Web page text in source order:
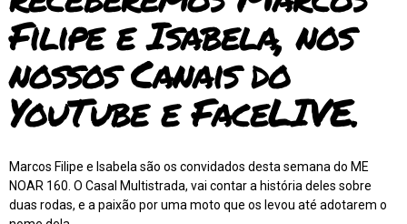
Filipe e Isabela, nos
nossos Canais do
YouTube e FaceLIVE.
Marcos Filipe e Isabela são os convidados desta semana do ME
NOAR 160. O Casal Multistrada, vai contar a história deles sobre
duas rodas, e a paixão por uma moto que os levou até adotarem o